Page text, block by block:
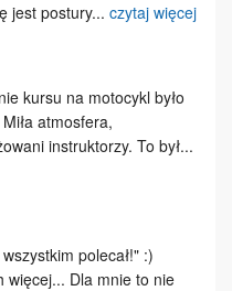
jest postury... czytaj więcej
kursu na motocykl było
atmosfera,
instruktorzy. To był...
polecał!" :)
więcej... Dla mnie to nie